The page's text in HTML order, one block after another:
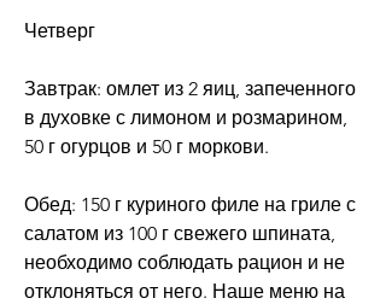
Четверг
Завтрак: омлет из 2 яиц, запеченного
в духовке с лимоном и розмарином,
50 г огурцов и 50 г моркови.
Обед: 150 г куриного филе на гриле с
салатом из 100 г свежего шпината,
необходимо соблюдать рацион и не
отклоняться от него. Наше меню на